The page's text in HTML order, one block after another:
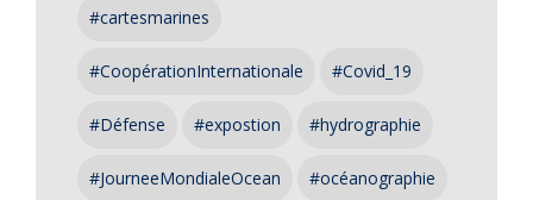
#cartesmarines
#CoopérationInternationale #Covid_19
#Défense #expostion #hydrographie
#JourneeMondialeOcean #océanographie